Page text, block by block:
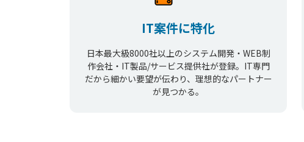
IT案件に特化
日本最大級8000社以上のシステム開発・WEB制
作会社・IT製品/サービス提供社が登録。IT専門
だから細かい要望が伝わり、理想的なパートナー
が見つかる。